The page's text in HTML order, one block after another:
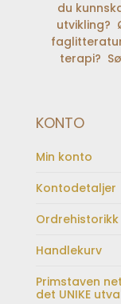
du
utvikling?
terapi?
KONTO
Min konto
Kontodetaljer
Ordrehistorikk
Handlekurv
Primstaven
det UNIKE